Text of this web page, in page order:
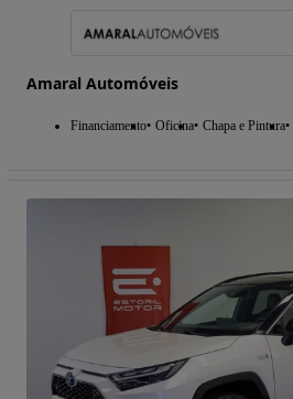
Amaral Automóveis
Financiamento Oficina Chapa e Pintura